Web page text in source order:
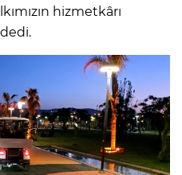
hizmetkârı